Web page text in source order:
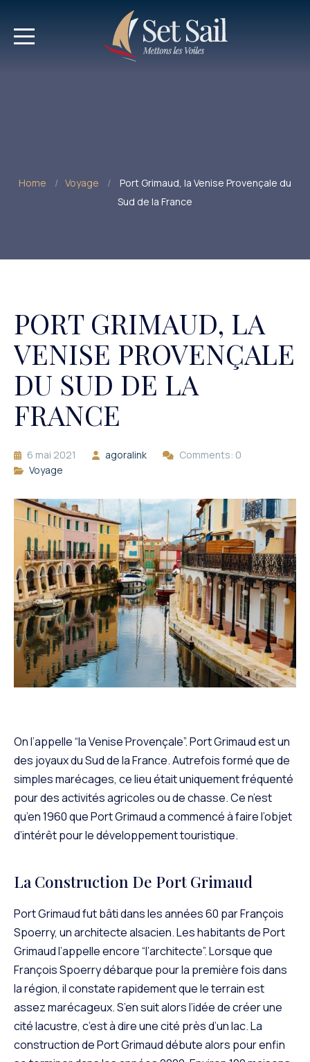
Home Voyage
Port Grimaud, la Venise Provençale du
Sud de la France
PORT GRIMAUD, LA
VENISE PROVENÇALE
DU SUD DE LA
FRANCE
6 mai 2021 agoralink
Comments: 0
Voyage
On l’appelle “la Venise Provençale”. Port Grimaud est un
des joyaux du Sud de la France. Autrefois formé que de
simples marécages, ce lieu était uniquement fréquenté
pour des activités agricoles ou de chasse. Ce n’est
qu’en 1960 que Port Grimaud a commencé à faire l’objet
d’intérêt pour le développement touristique.
La Construction De Port Grimaud
Port Grimaud fut bâti dans les années 60 par François
Spoerry, un architecte alsacien. Les habitants de Port
Grimaud l’appelle encore “l’architecte”. Lorsque que
François Spoerry débarque pour la première fois dans
la région, il constate rapidement que le terrain est
assez marécageux. S’en suit alors l’idée de créer une
cité lacustre, c’est à dire une cité près d’un lac. La
construction de Port Grimaud débute alors pour enfin